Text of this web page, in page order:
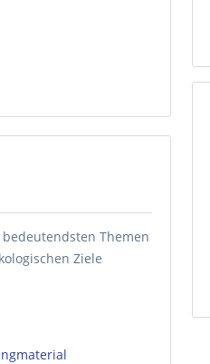
Themen
Ziele